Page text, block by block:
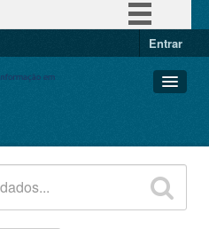
Entrar